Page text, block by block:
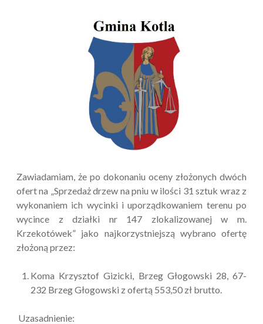
Zawiadamiam, że po dokonaniu oceny złożonych dwóch
ofert na „Sprzedaż drzew na pniu w ilości 31 sztuk wraz z
wykonaniem ich wycinki i uporządkowaniem terenu po
wycince z działki nr 147 zlokalizowanej w m.
Krzekotówek” jako najkorzystniejszą wybrano ofertę
złożoną przez:
Koma Krzysztof Gizicki, Brzeg Głogowski 28, 67-
232 Brzeg Głogowski z ofertą 553,50 zł brutto.
Uzasadnienie: